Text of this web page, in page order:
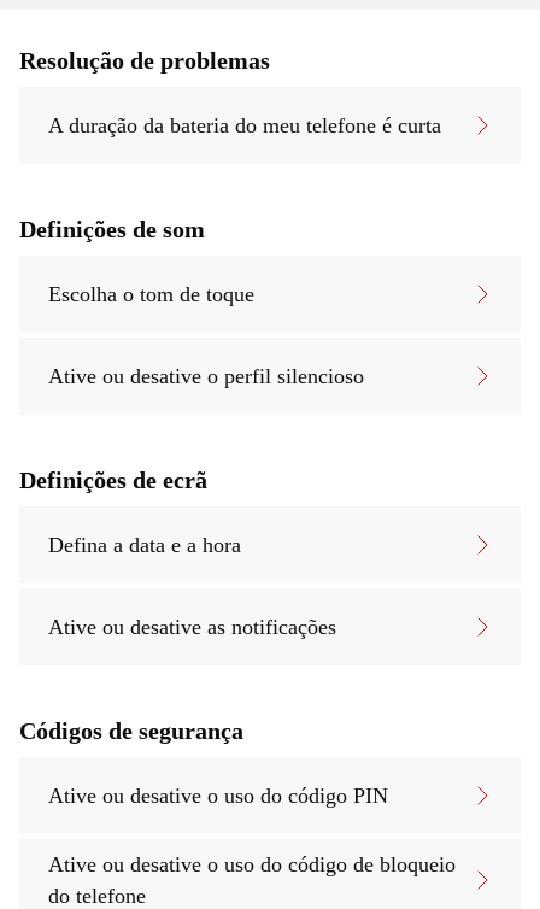
Resolução de problemas
A duração da bateria do meu telefone é curta
Definições de som
Escolha o tom de toque
Ative ou desative o perfil silencioso
Definições de ecrã
Defina a data e a hora
Ative ou desative as notificações
Códigos de segurança
Ative ou desative o uso do código PIN
Ative ou desative o uso do código de bloqueio
do telefone